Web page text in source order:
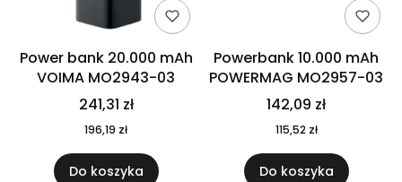
Power bank 20.000 mAh
VOIMA MO2943-03
241,31 zł
196,19 zł
Do koszyka
Powerbank 10.000 mAh
POWERMAG MO2957-03
142,09 zł
115,52 zł
Do koszyka